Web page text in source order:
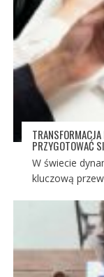
PRZYGOTOWAĆ
W świecie
kluczową